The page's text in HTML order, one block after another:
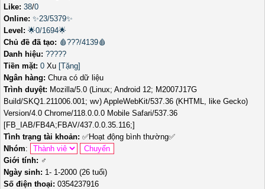
Like: 38/0
Online: ✨23/5379✨
Level: 🌟0/1694🌟
Chủ đề đã tạo: 🩸???/4139🩸
Danh hiệu: ?????
Tiền mặt: 0 Xu [Tặng]
Ngân hàng: Chưa có dữ liệu
Trình duyệt: Mozilla/5.0 (Linux; Android 12; M2007J17G
Build/SKQ1.211006.001; wv) AppleWebKit/537.36 (KHTML, like Gecko)
Version/4.0 Chrome/118.0.0.0 Mobile Safari/537.36
[FB_IAB/FB4A;FBAV/437.0.0.35.116;]
Tình trạng tài khoản: ✅Hoạt động bình thường✅
Nhóm:
Giới tính: ♂️
Ngày sinh: 1- 1-2000 (26 tuổi)
Số điện thoại: 0354237916